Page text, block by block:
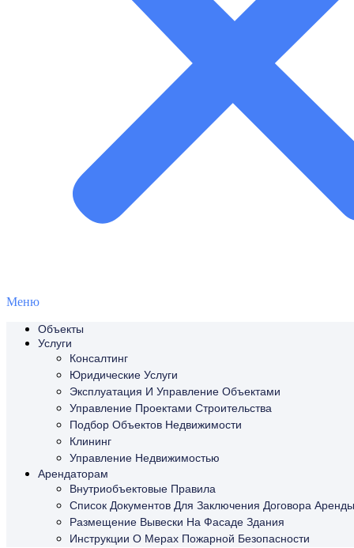
Меню
Объекты
Услуги
Консалтинг
Юридические Услуги
Эксплуатация И Управление Объектами
Управление Проектами Строительства
Подбор Объектов Недвижимости
Клининг
Управление Недвижимостью
Арендаторам
Внутриобъектовые Правила
Список Документов Для Заключения Договора Аренды
Размещение Вывески На Фасаде Здания
Инструкции О Мерах Пожарной Безопасности